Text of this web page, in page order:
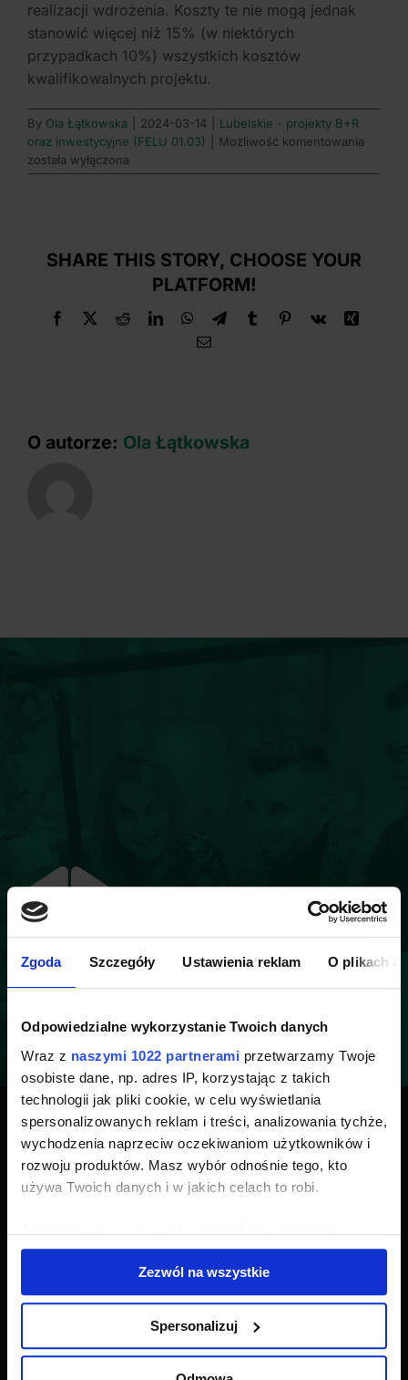
Zgoda Szczegóły Ustawienia reklam O plikach
Odpowiedzialne wykorzystanie Twoich danych
Wraz z naszymi 1022 partnerami przetwarzamy Twoje
osobiste dane, np. adres IP, korzystając z takich
technologii jak pliki cookie, w celu wyświetlania
spersonalizowanych reklam i treści, analizowania tychże,
wychodzenia naprzeciw oczekiwaniom użytkowników i
rozwoju produktów. Masz wybór odnośnie tego, kto
używa Twoich danych i w jakich celach to robi.
Jeśli wyrazisz na to zgodę, chcielibyśmy również:
geograficznej z dokładnością nawet do kilku metrów
Identyfikować Twoje urządzenie, aktywnie
analizując charakteryzującego je zbiory danych
(fingerprinting, czyli wirtualny odcisk palca)
Zezwól na wszystkie
Spersonalizuj
realizacji wdrożenia. Koszty te nie mogą jednak
stanowić więcej niż 15% (w niektórych
przypadkach 10%) wszystkich kosztów
kwalifikowalnych projektu.
By Ola Łątkowska 2024-03-14
Lubelskie - projekty B+R
oraz inwestycyjne (FELU 01.03)
Możliwość komentowania
ramach
została wyłączona
SHARE THIS STORY, CHOOSE YOUR
PLATFORM!
Facebook
X RedditLinkedInWhatsApp
TelegramTumblr Pinterest
Vk
Email
O autorze: Ola Łątkowska
Umów bezpłatną
konsultację z
naszym doradcą!
Potrzebujesz szybkiej informacji zwrotnej? Umów
doradcą, który przeprowadzi Cię szybko przez
proces pozyskiwania dotacji.
UMÓW SIĘ NA BEZPŁATNE KONSULTACJE